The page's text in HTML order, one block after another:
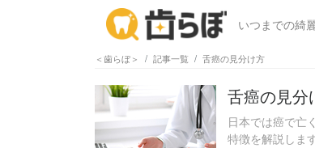
いつまでの綺
＜歯らぼ＞ 記事一覧 舌癌の見分け方
舌癌の見分
日本では癌で亡
特徴を解説しま